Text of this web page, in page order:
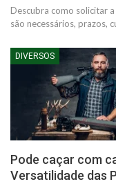
Descubra como solicitar
são necessários, prazos,
DIVERSOS
Pode caçar com
Versatilidade das